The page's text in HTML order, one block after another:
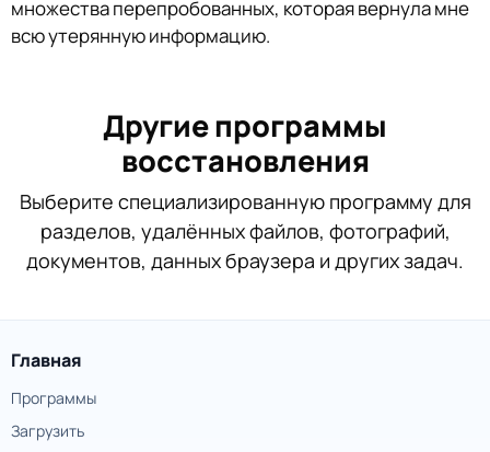
множества перепробованных, которая вернула мне
всю утерянную информацию.
Другие программы
восстановления
Выберите специализированную программу для
разделов, удалённых файлов, фотографий,
документов, данных браузера и других задач.
Главная
Программы
Загрузить